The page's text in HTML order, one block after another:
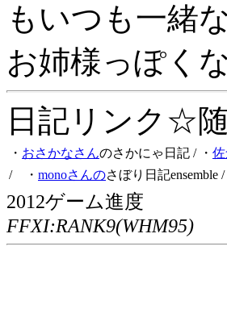
もいつも一緒
お姉様っぽく
日記リンク☆
・ おさかなさんのさかにゃ日記 / ・
/ ・ monoさんのさぼり日記ensemble
2012ゲーム進度
FFXI:RANK9(WHM95)